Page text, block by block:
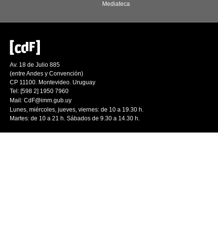
Mediateca
Av. 18 de Julio 885
(entre Andes y Convención)
CP 11100. Montevideo. Uruguay
Tel: [598 2] 1950 7960
Mail: CdF@imm.gub.uy
Lunes, miércoles, jueves, viernes: de 10 a 19.30 h.
Martes: de 10 a 21 h. Sábados de 9.30 a 14.30 h.